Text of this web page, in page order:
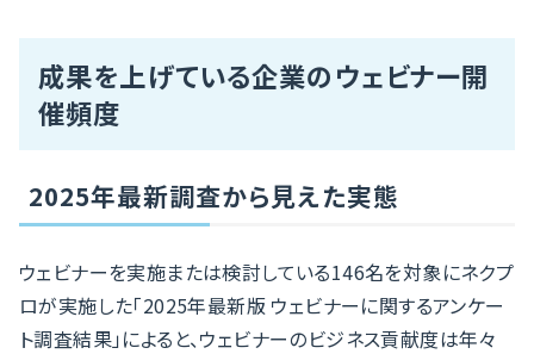
成果を上げている企業のウェビナー開
催頻度
2025年最新調査から見えた実態
ウェビナーを実施または検討している146名を対象にネクプ
ロが実施した「2025年最新版 ウェビナーに関するアンケー
ト調査結果」によると、ウェビナーのビジネス貢献度は年々